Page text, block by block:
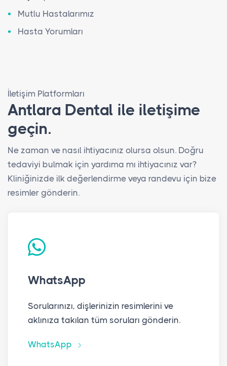
Mutlu Hastalarımız
Hasta Yorumları
İletişim Platformları
Antlara Dental ile iletişime
geçin.
Ne zaman ve nasıl ihtiyacınız olursa olsun. Doğru
tedaviyi bulmak için yardıma mı ihtiyacınız var?
Kliniğinizde ilk değerlendirme veya randevu için bize
resimler gönderin.
WhatsApp
Sorularınızı, dişlerinizin resimlerini ve
aklınıza takılan tüm soruları gönderin.
WhatsApp